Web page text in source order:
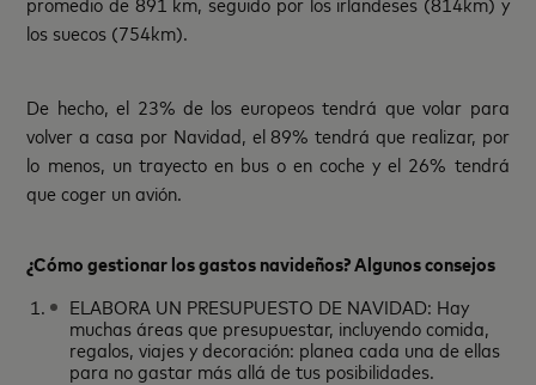
los suecos (754km).
De hecho, el 23% de los europeos tendrá que volar para
volver a casa por Navidad, el 89% tendrá que realizar, por
lo menos, un trayecto en bus o en coche y el 26% tendrá
que coger un avión.
¿Cómo gestionar los gastos navideños? Algunos consejos
ELABORA UN PRESUPUESTO DE NAVIDAD: Hay
muchas áreas que presupuestar, incluyendo comida,
regalos, viajes y decoración: planea cada una de ellas
para no gastar más allá de tus posibilidades.